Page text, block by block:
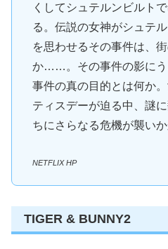
くしてシュテルンビルト
る。伝説の女神がシュテ
を思わせるその事件は、
か……。その事件の影にう
事件の真の目的とは何か
ティスデーが迫る中、謎
ちにさらなる危機が襲い
NETFLIX HP
TIGER & BUNNY2